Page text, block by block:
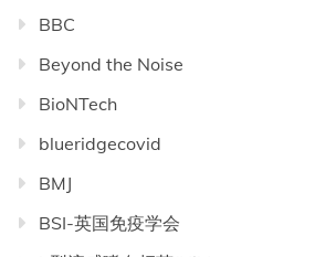
BBC
Beyond the Noise
BioNTech
blueridgecovid
BMJ
BSI-英国免疫学会